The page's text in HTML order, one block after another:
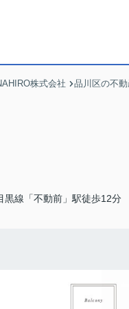
株式会社 品川区の不
黒線「不動前」駅徒歩12分